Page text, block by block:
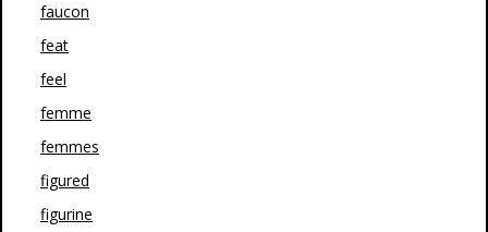
faucon
feat
feel
femme
femmes
figured
figurine